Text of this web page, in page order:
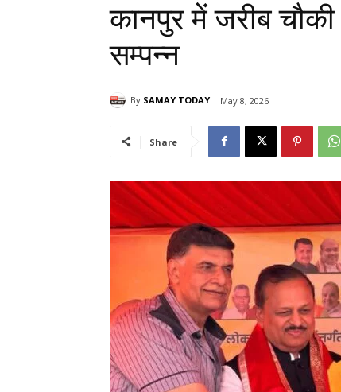
कानपुर में जरीब
सम्पन्न
By SAMAY TODAY May 8, 2026
Share